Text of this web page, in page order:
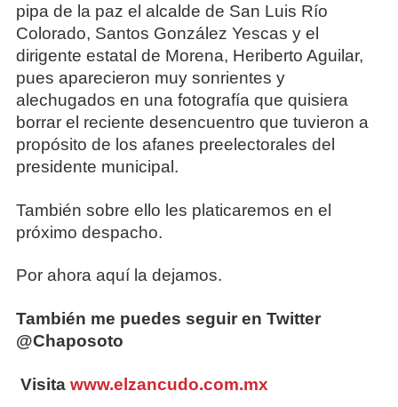
pipa de la paz el alcalde de San Luis Río
Colorado, Santos González Yescas y el
dirigente estatal de Morena, Heriberto Aguilar,
pues aparecieron muy sonrientes y
alechugados en una fotografía que quisiera
borrar el reciente desencuentro que tuvieron a
propósito de los afanes preelectorales del
presidente municipal.
También sobre ello les platicaremos en el
próximo despacho.
Por ahora aquí la dejamos.
También me puedes seguir en Twitter
@Chaposoto
Visita www.elzancudo.com.mx